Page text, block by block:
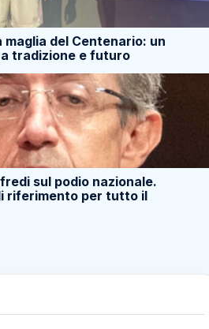
maglia del Centenario: un
tradizione e futuro
sul podio nazionale.
riferimento per tutto il